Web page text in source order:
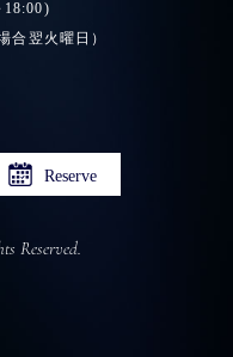
18:00)
合翌火曜日）
Reserve
Reserved.